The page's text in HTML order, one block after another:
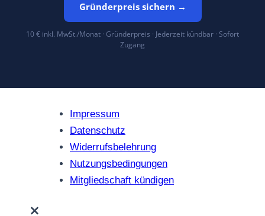
Gründerpreis sichern →
10 € inkl. MwSt./Monat · Gründerpreis · Jederzeit kündbar · Sofort
Zugang
Impressum
Datenschutz
Widerrufsbelehrung
Nutzungsbedingungen
Mitgliedschaft kündigen